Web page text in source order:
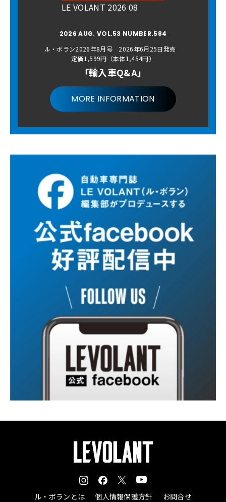
LE VOLANT 2026 08
2026 AUG. VOL.53 NUMBER.584
ル・ボラン2026年8月号 2026年6月25日発売
定価1,599円（本体1,454円）
「輸入車Q&A」
MORE INFORMATION
ル・ボランとは 個人情報保護方針 お問合せ